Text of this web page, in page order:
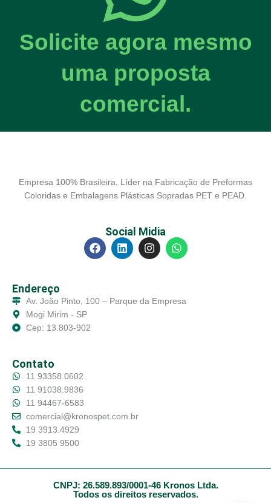
Solicite agora mesmo
uma proposta
comercial.
Empresa 100% Brasileira, Líder na Fabricação de Preformas
Coloridas e Embalagens Plásticas Sopradas PET e PEAD.
Social Midia
Endereço
Av. João Pinto, 100 – Parque da Empresa
Mogi Mirim - SP
Cep: 13.803-902
Contato
11 93358.0602
11 91038.9836
11 94467-6583
comercial@kronospet.com.br
19 3913.4929
19 3805 9500
CNPJ: 26.589.893/0001-46 Kronos Ltda.
Todos os direitos reservados.